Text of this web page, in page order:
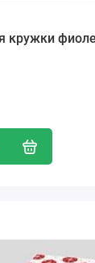
кружки